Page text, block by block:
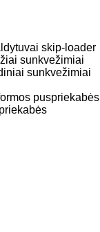
skip-loader
sunkvežimiai
sunkvežimiai
puspriekabės